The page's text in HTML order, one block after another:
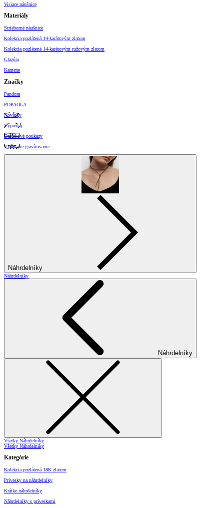
Visiace náušnice
Materiály
Strieborné náušnice
Kolekcia pozlátená 14-karátovým zlatom
Kolekcia pozlátená 14-karátovým ružovým zlatom
Glazúra
Kamene
Značky
Pandora
PDPAOLA
Novinky
Výpredaj
Darčekové poukazy
Vzory pre gravírovanie
Náhrdelníky
Náhrdelníky
Náhrdelníky
Všetky Náhrdelníky
Všetky Náhrdelníky
Kategórie
Kolekcia pozlátená 18K zlatom
Prívesky na náhrdelníky
Krátke náhrdelníky
Náhrdelníky s príveskami